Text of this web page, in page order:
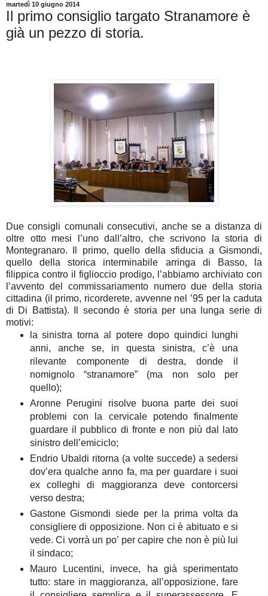
martedì 10 giugno 2014
Il primo consiglio targato Stranamore è
già un pezzo di storia.
Due consigli comunali consecutivi, anche se a distanza di
oltre otto mesi l’uno dall’altro, che scrivono la storia di
Montegranaro. Il primo, quello della sfiducia a Gismondi,
quello della storica interminabile arringa di Basso, la
filippica contro il figlioccio prodigo, l’abbiamo archiviato con
l’avvento del commissariamento numero due della storia
cittadina (il primo, ricorderete, avvenne nel ’95 per la caduta
di Di Battista). Il secondo è storia per una lunga serie di
motivi:
la sinistra torna al potere dopo quindici lunghi
anni, anche se, in questa sinistra, c’è una
rilevante componente di destra, donde il
nomignolo “stranamore” (ma non solo per
quello);
Aronne Perugini risolve buona parte dei suoi
problemi con la cervicale potendo finalmente
guardare il pubblico di fronte e non più dal lato
sinistro dell’emiciclo;
Endrio Ubaldi ritorna (a volte succede) a sedersi
dov’era qualche anno fa, ma per guardare i suoi
ex colleghi di maggioranza deve contorcersi
verso destra;
Gastone Gismondi siede per la prima volta da
consigliere di opposizione. Non ci è abituato e si
vede. Ci vorrà un po’ per capire che non è più lui
il sindaco;
Mauro Lucentini, invece, ha già sperimentato
tutto: stare in maggioranza, all’opposizione, fare